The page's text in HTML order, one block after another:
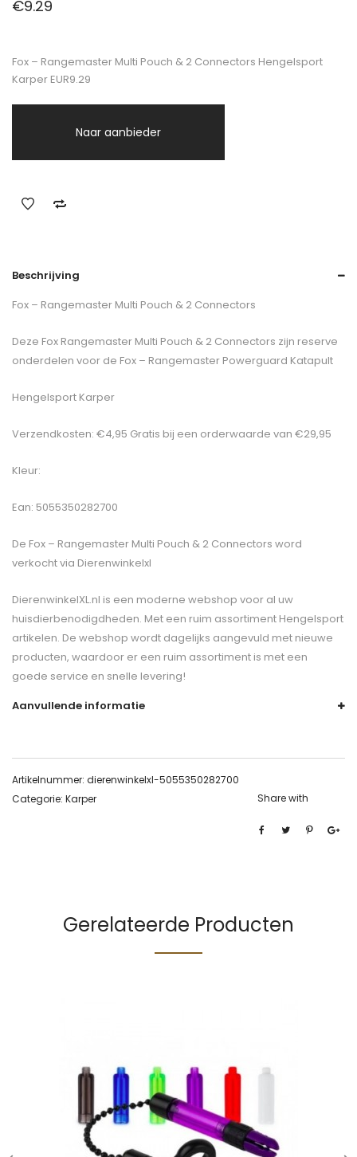
€9.29
Fox – Rangemaster Multi Pouch & 2 Connectors Hengelsport
Karper EUR9.29
Naar aanbieder
Beschrijving
Fox – Rangemaster Multi Pouch & 2 Connectors
Deze Fox Rangemaster Multi Pouch & 2 Connectors zijn reserve
onderdelen voor de Fox – Rangemaster Powerguard Katapult
Hengelsport Karper
Verzendkosten: €4,95 Gratis bij een orderwaarde van €29,95
Kleur:
Ean: 5055350282700
De Fox – Rangemaster Multi Pouch & 2 Connectors word
verkocht via Dierenwinkelxl
DierenwinkelXL.nl is een moderne webshop voor al uw
huisdierbenodigdheden. Met een ruim assortiment Hengelsport
artikelen. De webshop wordt dagelijks aangevuld met nieuwe
producten, waardoor er een ruim assortiment is met een
goede service en snelle levering!
Aanvullende informatie
Artikelnummer: dierenwinkelxl-5055350282700
Categorie: Karper Share with
Gerelateerde Producten